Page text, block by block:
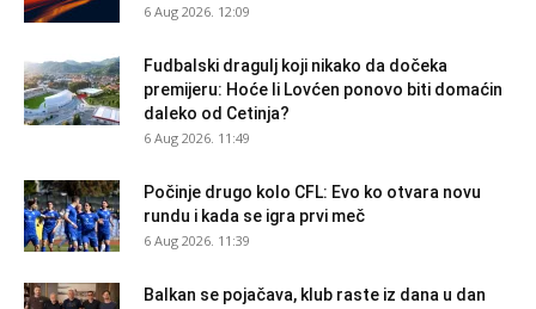
6 Aug 2026. 12:09
Fudbalski dragulj koji nikako da dočeka
premijeru: Hoće li Lovćen ponovo biti domaćin
daleko od Cetinja?
6 Aug 2026. 11:49
Počinje drugo kolo CFL: Evo ko otvara novu
rundu i kada se igra prvi meč
6 Aug 2026. 11:39
Balkan se pojačava, klub raste iz dana u dan